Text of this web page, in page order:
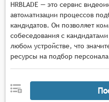
HRBLADE — это сервис
автоматизации процессов
кандидатов. Он позволяет
собеседования с
любом устройстве, что
ресурсы на подбор